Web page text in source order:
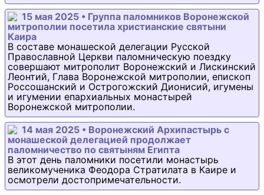
15 мая 2025 • Группа паломников Воронежской
митрополии посетила христианские святыни
Каира
В составе монашеской делегации Русской
Православной Церкви паломническую поездку
совершают митрополит Воронежский и Лискинский
Леонтий, Глава Воронежской митрополии, епископ
Россошанский и Острогожский Дионисий, игумены
и игумении епархиальных монастырей
Воронежской митрополии.
14 мая 2025 • Воронежский Архипастырь с
монашеской делегацией продолжает
паломничество по святыням Египта
В этот день паломники посетили монастырь
великомученика Феодора Стратилата в Каире и
осмотрели достопримечательности.